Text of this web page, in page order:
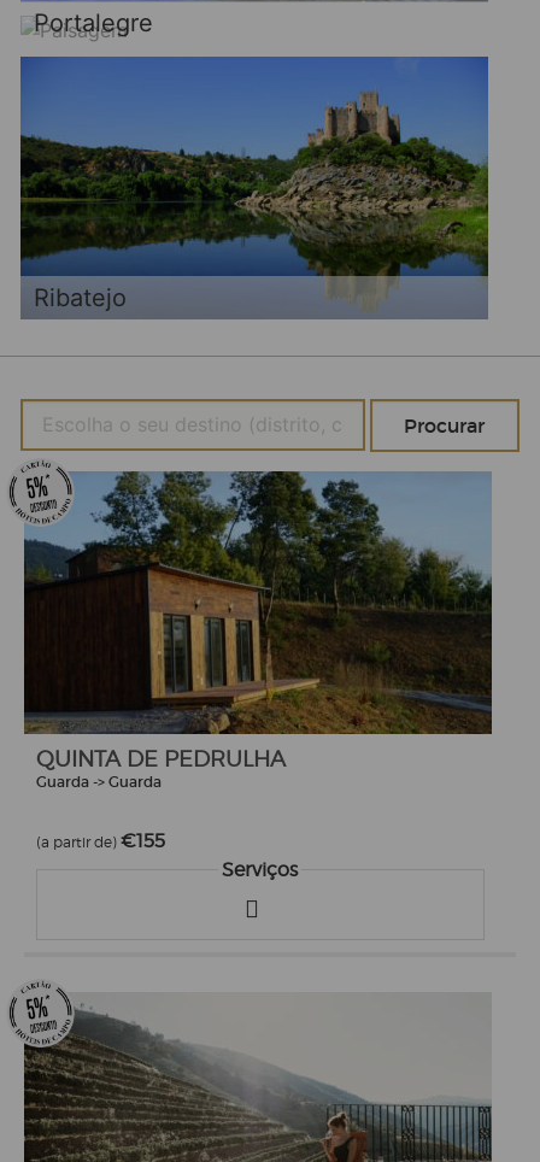
Portalegre
Ribatejo
QUINTA DE PEDRULHA
Guarda -> Guarda
(a partir de) €155
Serviços